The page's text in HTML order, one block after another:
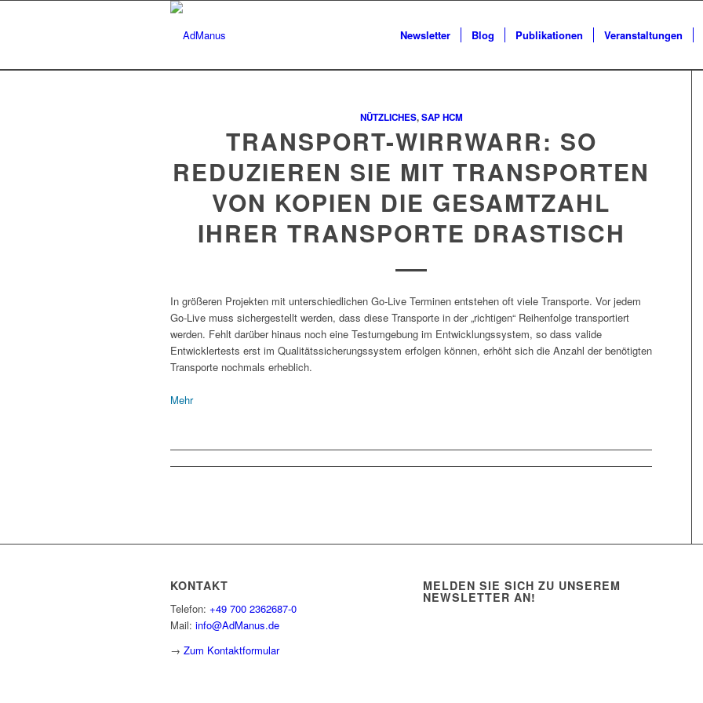
Newsletter Blog Publikationen Veranstaltungen
NÜTZLICHES,SAP HCM
TRANSPORT-WIRRWARR: SO
REDUZIEREN SIE MIT TRANSPORTEN
VON KOPIEN DIE GESAMTZAHL
IHRER TRANSPORTE DRASTISCH
In größeren Projekten mit unterschiedlichen Go-Live Terminen entstehen oft viele Transporte. Vor jedem
Go-Live muss sichergestellt werden, dass diese Transporte in der „richtigen“ Reihenfolge transportiert
werden. Fehlt darüber hinaus noch eine Testumgebung im Entwicklungssystem, so dass valide
Entwicklertests erst im Qualitätssicherungssystem erfolgen können, erhöht sich die Anzahl der benötigten
Transporte nochmals erheblich.
Mehr
KONTAKT
Telefon: +49 700 2362687-0
Mail: info@AdManus.de
→ Zum Kontaktformular
MELDEN SIE SICH ZU UNSEREM
NEWSLETTER AN!